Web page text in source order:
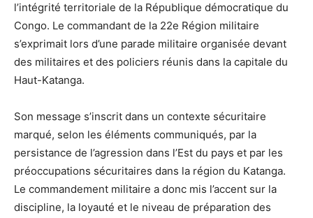
l’intégrité territoriale de la République démocratique du
Congo. Le commandant de la 22e Région militaire
s’exprimait lors d’une parade militaire organisée devant
des militaires et des policiers réunis dans la capitale du
Haut-Katanga.
Son message s’inscrit dans un contexte sécuritaire
marqué, selon les éléments communiqués, par la
persistance de l’agression dans l’Est du pays et par les
préoccupations sécuritaires dans la région du Katanga.
Le commandement militaire a donc mis l’accent sur la
discipline, la loyauté et le niveau de préparation des